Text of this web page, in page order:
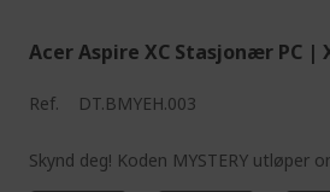
Acer Aspire XC Stasjonær PC |
Ref. DT.BMYEH.003
Skynd deg! Koden MYSTERY utløper